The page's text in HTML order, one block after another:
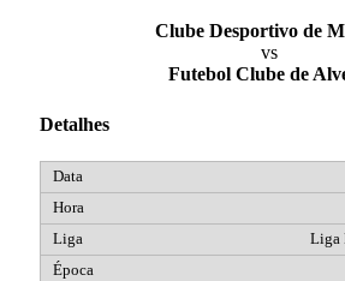
Clube Desportivo de
vs
Futebol Clube de
Detalhes
Liga